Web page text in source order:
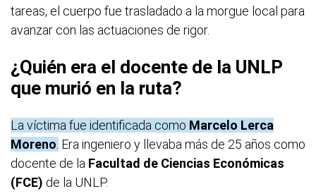
tareas, el cuerpo fue trasladado a la morgue local para
avanzar con las actuaciones de rigor.
¿Quién era el docente de la UNLP
que murió en la ruta?
La víctima fue identificada como Marcelo Lerca
Moreno Era ingeniero y llevaba más de 25 años como
docente de la Facultad de Ciencias Económicas
(FCE) de la UNLP.